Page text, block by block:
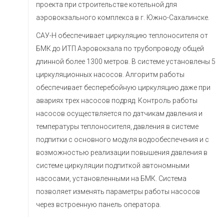
проекта при строительстве котельной для
аэровокзального комплекса в г. Южно-Сахалинске.
САУ-Н обеспечивает циркуляцию теплоносителя от
БМК до ИТП Аэровокзала по трубопроводу общей
длинной более 1300 метров. В системе установлены 5
циркуляционных насосов. Алгоритм работы
обеспечивает бесперебойную циркуляцию даже при
авариях трех насосов подряд. Контроль работы
насосов осуществляется по датчикам давления и
температуры теплоносителя, давления в системе
подпитки с основного модуля водообеспечения и с
возможностью реализации повышения давления в
системе циркуляции подпиткой автономными
насосами, установленными на БМК. Система
позволяет изменять параметры работы насосов
через встроенную панель оператора.